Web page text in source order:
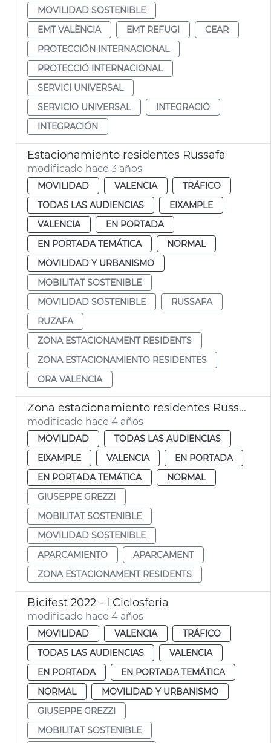
MOVILIDAD SOSTENIBLE
EMT VALÈNCIA
EMT REFUGI
CEAR
PROTECCIÓN INTERNACIONAL
PROTECCIÓ INTERNACIONAL
SERVICI UNIVERSAL
SERVICIO UNIVERSAL
INTEGRACIÓ
INTEGRACIÓN
Estacionamiento residentes Russafa
modificado hace 3 años
MOVILIDAD VALENCIA
TRÁFICO
TODAS LAS AUDIENCIAS
EIXAMPLE
VALENCIA
EN PORTADA
EN PORTADA TEMÁTICA
NORMAL
MOVILIDAD Y URBANISMO
MOBILITAT SOSTENIBLE
MOVILIDAD SOSTENIBLE
RUSSAFA
RUZAFA
ZONA ESTACIONAMENT RESIDENTS
ZONA ESTACIONAMIENTO RESIDENTES
ORA VALENCIA
Zona estacionamiento residentes Russafa
modificado hace 4 años
MOVILIDAD
TODAS LAS AUDIENCIAS
EIXAMPLE
VALENCIA
EN PORTADA
EN PORTADA TEMÁTICA
NORMAL
GIUSEPPE GREZZI
MOBILITAT SOSTENIBLE
MOVILIDAD SOSTENIBLE
APARCAMIENTO
APARCAMENT
ZONA ESTACIONAMENT RESIDENTS
Bicifest 2022 - I Ciclosferia
modificado hace 4 años
MOVILIDAD VALENCIA
TRÁFICO
TODAS LAS AUDIENCIAS
VALENCIA
EN PORTADA
EN PORTADA TEMÁTICA
NORMAL
MOVILIDAD Y URBANISMO
GIUSEPPE GREZZI
MOBILITAT SOSTENIBLE